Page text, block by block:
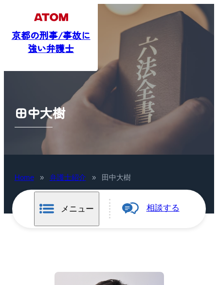
京都の刑事/事故に
田中大樹
Home » 弁護士紹介 » 田中大樹
メニュー 相談する